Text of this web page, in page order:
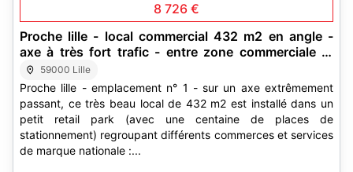
8 726 €
Proche lille - local commercial 432 m2 en angle -
axe à très fort trafic - entre zone commerciale et
zone industrielle
59000 Lille
Proche lille - emplacement n° 1 - sur un axe extrêmement
passant, ce très beau local de 432 m2 est installé dans un
petit retail park (avec une centaine de places de
stationnement) regroupant différents commerces et services
de marque nationale :...